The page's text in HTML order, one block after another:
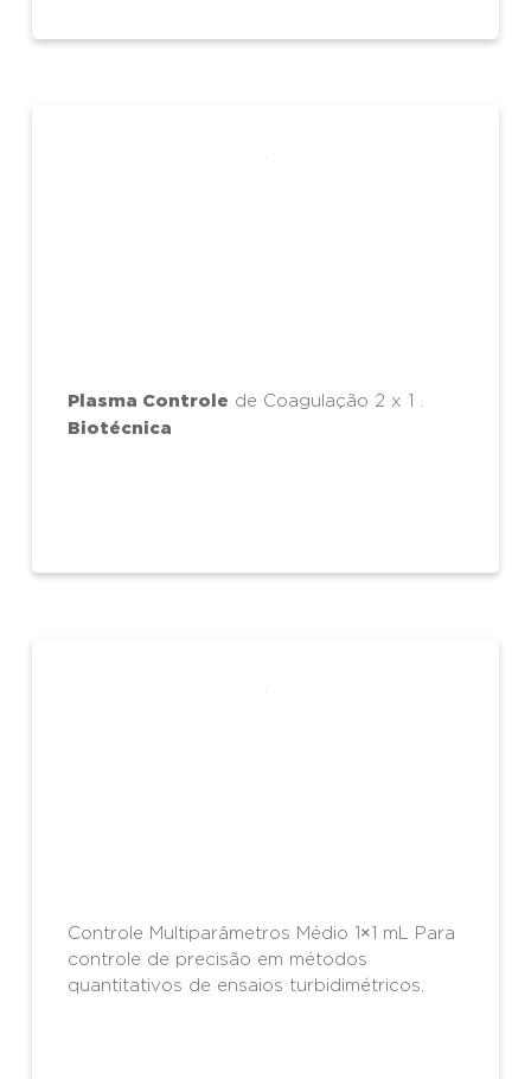
Plasma Controle de Coagulação 2 x 1 .
Biotécnica
Controle Multiparâmetros Médio 1×1 mL Para
controle de precisão em métodos
quantitativos de ensaios turbidimétricos.